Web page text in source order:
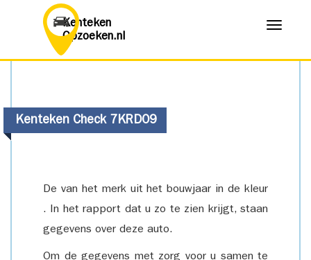
Kenteken
Opzoeken.nl
Menu
Kenteken Check 7KRD09
De van het merk uit het bouwjaar in de kleur
. In het rapport dat u zo te zien krijgt, staan
gegevens over deze auto.
Om de gegevens met zorg voor u samen te